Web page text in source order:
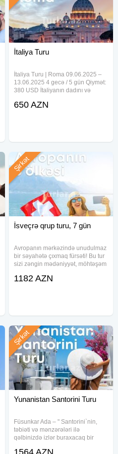
İtaliya Turu
İtaliya Turu | Roma 09.06.2025 –
13.06.2025 4 gecə / 5 gün Qiymət:
380 USD İtaliyanın dadını və
məlumat üçün bizimlə əlaqə
650 AZN
İsveçrə qrup turu, 7 gün
Avropanın mərkəzində unudulmaz
bir səyahətə çıxmaq fürsəti! Bu tur
sizi zəngin mədəniyyət, möhtəşəm
edəcək. Yeddi gün ərzində bir
Şirkət
1182 AZN
Yunanistan Santorini Turu
Füsunkar Ada – " Santorini`nin,
təbiəti və mənzərələri ilə
qəlbinizdə izlər buraxacaq bir
Şirkət